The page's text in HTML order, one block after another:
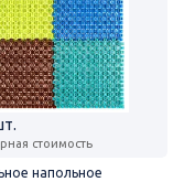
стоимость
напольное